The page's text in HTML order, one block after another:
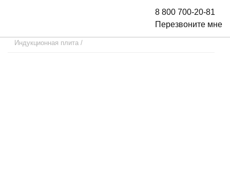
8 800 700-20-81
Перезвоните мне
Индукционная плита /